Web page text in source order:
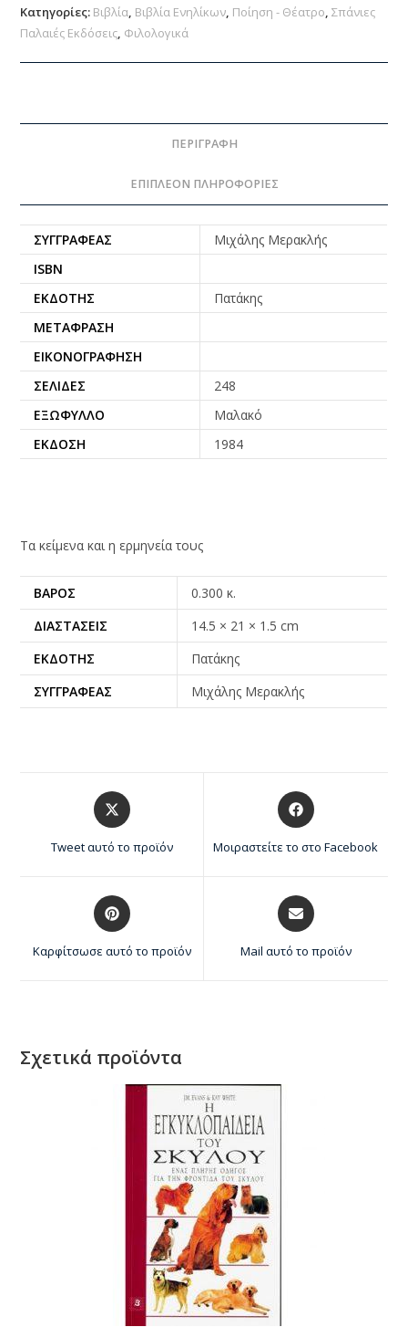
Κατηγορίες: Βιβλία, Βιβλία Ενηλίκων, Ποίηση - Θέατρο,Σπάνιες
Παλαιές Εκδόσεις, Φιλολογικά
ΠΕΡΙΓΡΑΦΉ
ΕΠΙΠΛΈΟΝ ΠΛΗΡΟΦΟΡΊΕΣ
ΣΥΓΓΡΑΦΈΑΣ
Μιχάλης Μερακλής
ISBN
ΕΚΔΌΤΗΣ
Πατάκης
ΜΕΤΆΦΡΑΣΗ
ΕΙΚΟΝΟΓΡΆΦΗΣΗ
ΣΕΛΊΔΕΣ
248
ΕΞΏΦΥΛΛΟ
Μαλακό
ΈΚΔΟΣΗ
1984
Τα κείμενα και η ερμηνεία τους
ΒΆΡΟΣ
0.300 κ.
ΔΙΑΣΤΆΣΕΙΣ
14.5 × 21 × 1.5 cm
ΕΚΔΌΤΗΣ
Πατάκης
ΣΥΓΓΡΑΦΈΑΣ
Μιχάλης Μερακλής
Tweet αυτό το προϊόν Μοιραστείτε το στο Facebook
Καρφίτσωσε αυτό το προϊόν Mail αυτό το προϊόν
Σχετικά προϊόντα